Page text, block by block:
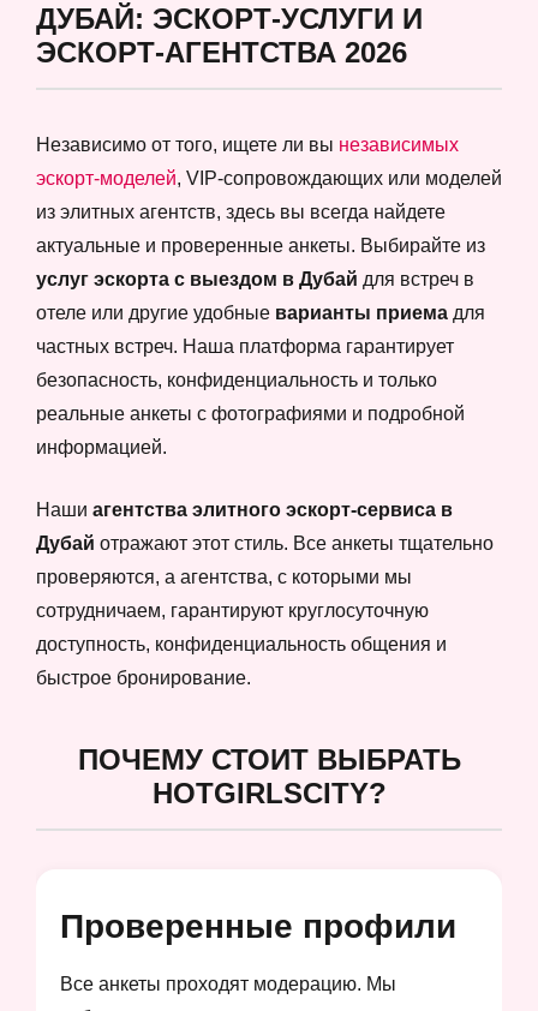
ДУБАЙ: ЭСКОРТ-УСЛУГИ И
ЭСКОРТ-АГЕНТСТВА 2026
Независимо от того, ищете ли вы независимых
эскорт-моделей, VIP-сопровождающих или моделей
из элитных агентств, здесь вы всегда найдете
актуальные и проверенные анкеты. Выбирайте из
услуг эскорта с выездом в Дубай для встреч в
отеле или другие удобные варианты приема для
частных встреч. Наша платформа гарантирует
безопасность, конфиденциальность и только
реальные анкеты с фотографиями и подробной
информацией.
Наши агентства элитного эскорт-сервиса в
Дубай отражают этот стиль. Все анкеты тщательно
проверяются, а агентства, с которыми мы
сотрудничаем, гарантируют круглосуточную
доступность, конфиденциальность общения и
быстрое бронирование.
ПОЧЕМУ СТОИТ ВЫБРАТЬ
HOTGIRLSCITY?
Проверенные профили
Все анкеты проходят модерацию. Мы